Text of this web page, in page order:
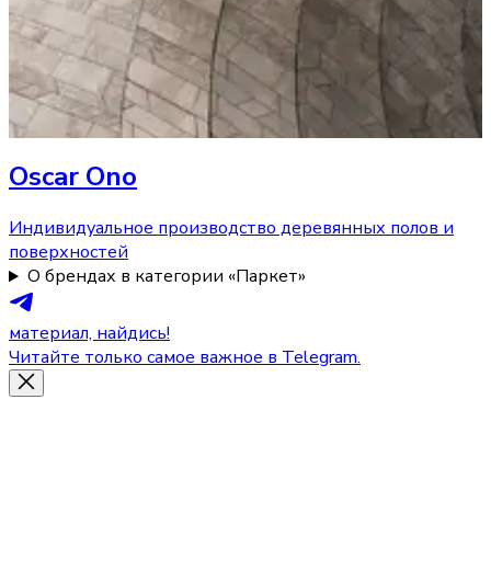
Oscar Ono
Индивидуальное производство деревянных полов и
поверхностей
О брендах в категории «Паркет»
материал, найдись!
Читайте только самое важное в Telegram.